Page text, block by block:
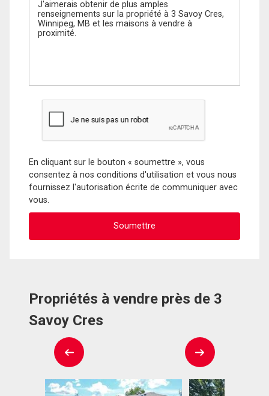
En cliquant sur le bouton « soumettre », vous
consentez à nos conditions d'utilisation et vous nous
fournissez l'autorisation écrite de communiquer avec
vous.
Propriétés à vendre près de 3
Savoy Cres